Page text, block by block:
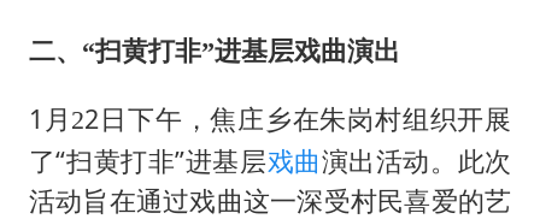
二、 “扫黄打非”进基层戏曲演出
1 月 22日下午，焦庄乡在朱岗村组织开展
了“扫黄打非”进基层戏曲演出活动。此次
活动旨在通过戏曲这一深受村民喜爱的艺